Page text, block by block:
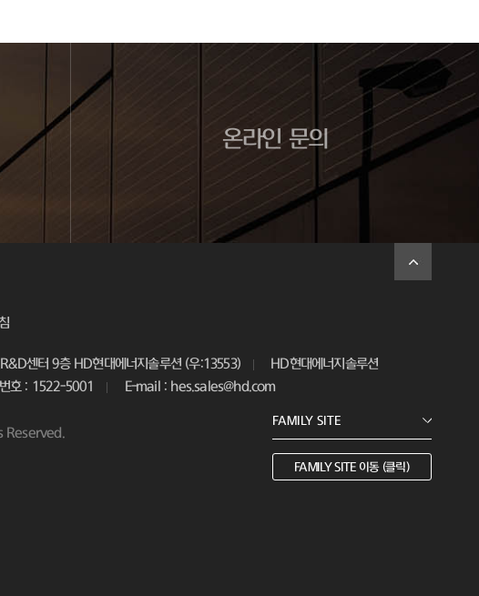
온라인 문의
센터 9층 HD현대에너지솔루션 (우:13553)
HD현대에너지솔루션
호 : 1522-5001 E-mail : hes.sales@hd.com
Reserved.
FAMILY SITE 이동 (클릭)